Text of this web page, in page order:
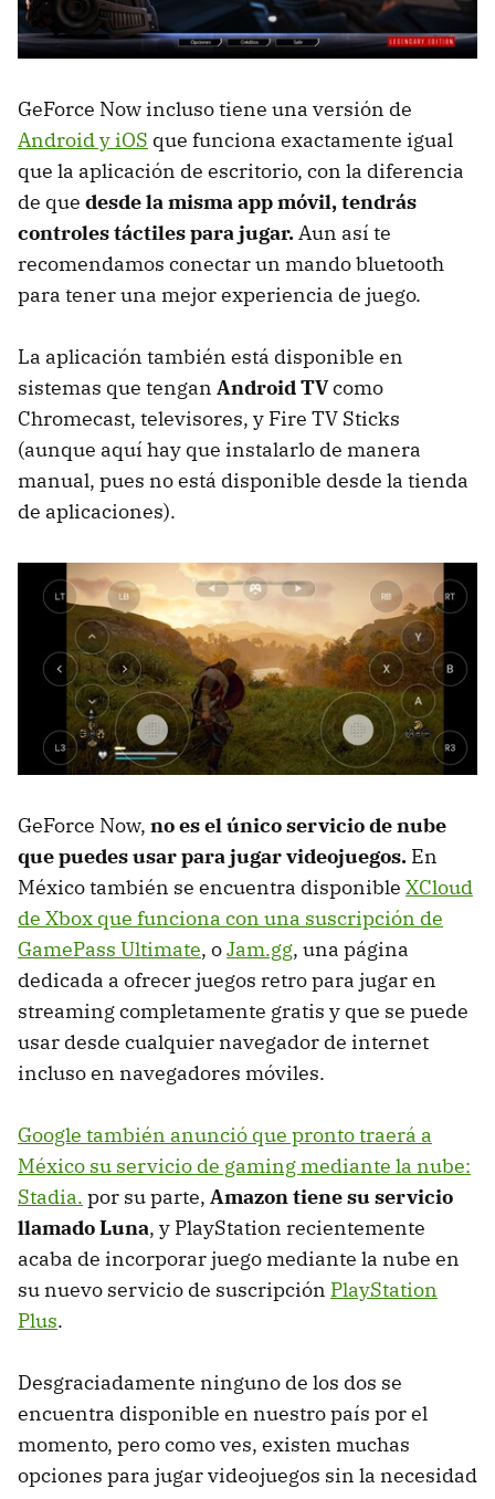
GeForce Now incluso tiene una versión de
Android y iOS que funciona exactamente igual
que la aplicación de escritorio, con la diferencia
de que desde la misma app móvil, tendrás
controles táctiles para jugar.Aun así te
recomendamos conectar un mando bluetooth
para tener una mejor experiencia de juego.
La aplicación también está disponible en
sistemas que tengan Android TVcomo
Chromecast, televisores, y Fire TV Sticks
(aunque aquí hay que instalarlo de manera
manual, pues no está disponible desde la tienda
de aplicaciones).
GeForce Now, no es el único servicio de nube
que puedes usar para jugar videojuegos. En
México también se encuentra disponible XCloud
de Xbox que funciona con una suscripción de
GamePass Ultimate, oJam.gg, una página
dedicada a ofrecer juegos retro para jugar en
streaming completamente gratis y que se puede
usar desde cualquier navegador de internet
incluso en navegadores móviles.
Google también anunció que pronto traerá a
México su servicio de gaming mediante la nube:
Stadia. por su parte, Amazon tiene su servicio
llamado Luna, y PlayStation recientemente
acaba de incorporar juego mediante la nube en
su nuevo servicio de suscripción PlayStation
Plus.
Desgraciadamente ninguno de los dos se
encuentra disponible en nuestro país por el
momento, pero como ves, existen muchas
opciones para jugar videojuegos sin la necesidad